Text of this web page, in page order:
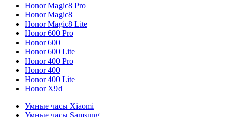
Honor Magic8 Pro
Honor Magic8
Honor Magic8 Lite
Honor 600 Pro
Honor 600
Honor 600 Lite
Honor 400 Pro
Honor 400
Honor 400 Lite
Honor X9d
Умные часы Xiaomi
Умные часы Samsung